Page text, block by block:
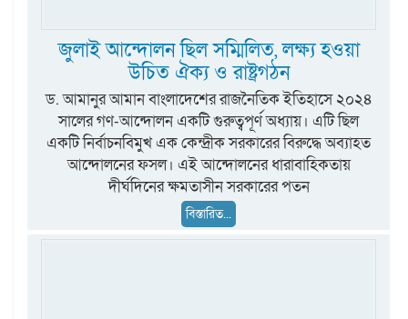
জুলাই আন্দোলন ছিল সম্মিলিত, লক্ষ্য হওয়া
উচিত ঐক্য ও রাষ্ট্রগঠন
ড. আমানুর আমান বাংলাদেশের রাজনৈতিক ইতিহাসে ২০২৪
সালের গণ-আন্দোলন একটি গুরুত্বপূর্ণ অধ্যায়। এটি ছিল
একটি নির্বাচনবিমুখ এক কেন্দ্রীক সরকারের বিরুদ্ধে অব্যাহত
আন্দোলনের ফসল। এই আন্দোলনের ধারাবাহিকতায়
দীর্ঘদিনের ক্ষমতাসীন সরকারের পতন
বিস্তারিত...